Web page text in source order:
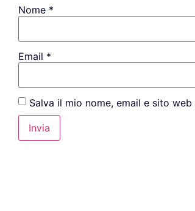
Nome *
Email *
Salva il mio nome, email e sito